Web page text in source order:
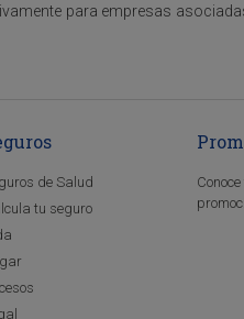
para empresas
de Salud
tu seguro